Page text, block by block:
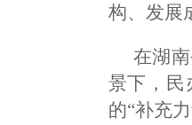
构、发展
在湖
景下，民
的“补充